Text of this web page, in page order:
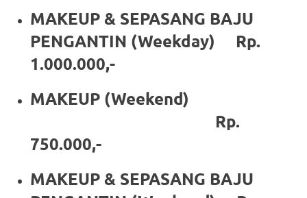
this
link
right
here
https://www.domainwatches.com
visit
MAKEUP & SEPASANG BAJU
PENGANTIN (Weekday) Rp.
1.000.000,-
MAKEUP (Weekend)
Rp.
750.000,-
MAKEUP & SEPASANG BAJU